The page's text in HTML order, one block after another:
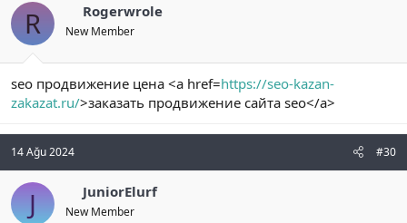
R Rogerwrole
New Member
seo продвижение цена <a href=https://seo-kazan-
zakazat.ru/>заказать продвижение сайта seo</a>
14 Ağu 2024 #30
J JuniorElurf
New Member